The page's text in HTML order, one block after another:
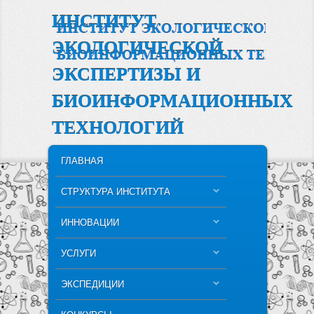
ИНСТИТУТ
ЭКОЛОГИЧЕСКОЙ
ЭКСПЕРТИЗЫ И
БИОИНФОРМАЦИОННЫХ
ТЕХНОЛОГИЙ
SKIP TO PRIMARY CONTENT
SKIP TO SECONDARY CONTENT
ГЛАВНАЯ
СТРУКТУРА ИНСТИТУТА
ИННОВАЦИИ
УСЛУГИ
ЭКСПЕДИЦИИ